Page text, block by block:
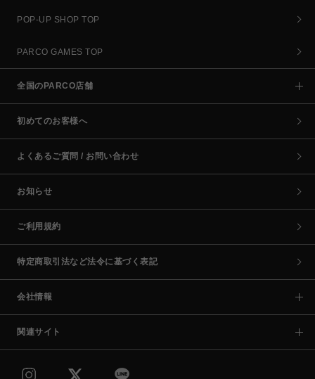
POP-UP SHOP TOP
PARCO GAMES TOP
全国のPARCO店舗
初めてのお客様へ
よくあるご質問 / お問い合わせ
お知らせ
ご利用規約
特定商取引法など法令に基づく表記
会社情報
関連サイト